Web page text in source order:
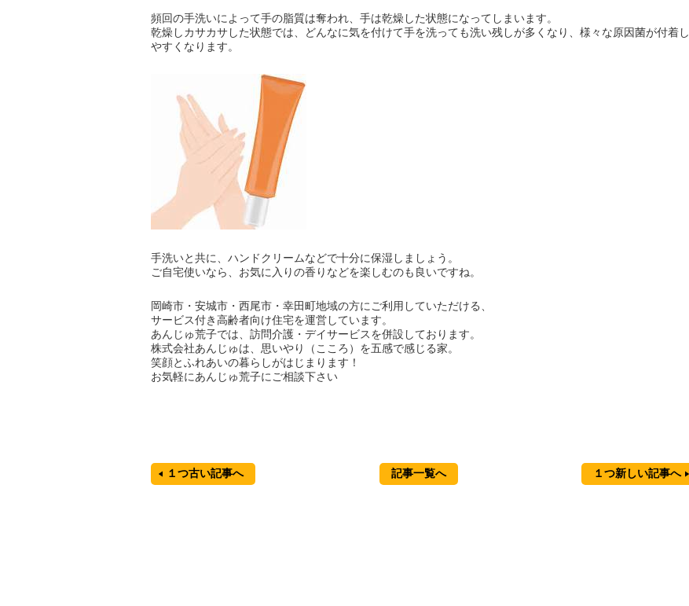
頻回の手洗いによって手の脂質は奪われ、手は乾燥した状態になってしまいます。
乾燥しカサカサした状態では、どんなに気を付けて手を洗っても洗い残しが多くなり、様々な原因菌が付着し
やすくなります。
手洗いと共に、ハンドクリームなどで十分に保湿しましょう。
ご自宅使いなら、お気に入りの香りなどを楽しむのも良いですね。
岡崎市・安城市・西尾市・幸田町地域の方にご利用していただける、
サービス付き高齢者向け住宅を運営しています。
あんじゅ荒子では、訪問介護・デイサービスを併設しております。
株式会社あんじゅは、思いやり（こころ）を五感で感じる家。
笑顔とふれあいの暮らしがはじまります！
お気軽にあんじゅ荒子にご相談下さい
１つ古い記事へ 記事一覧へ １つ新しい記事へ